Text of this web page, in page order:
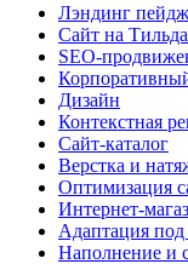
Лэндинг пейдж
Сайт на Тильда
SEO-
Дизайн
Контекстная
Сайт-каталог
Верстка и
Оптимизация
Интернет-
Адаптация
Наполнение и